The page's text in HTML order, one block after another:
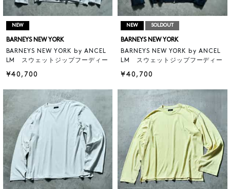
NEW
BARNEYS NEW YORK
BARNEYS NEW YORK by ANCEL
LM スウェットジップフーディー
¥40,700
NEW SOLDOUT
BARNEYS NEW YORK
BARNEYS NEW YORK by ANCEL
LM スウェットジップフーディー
¥40,700